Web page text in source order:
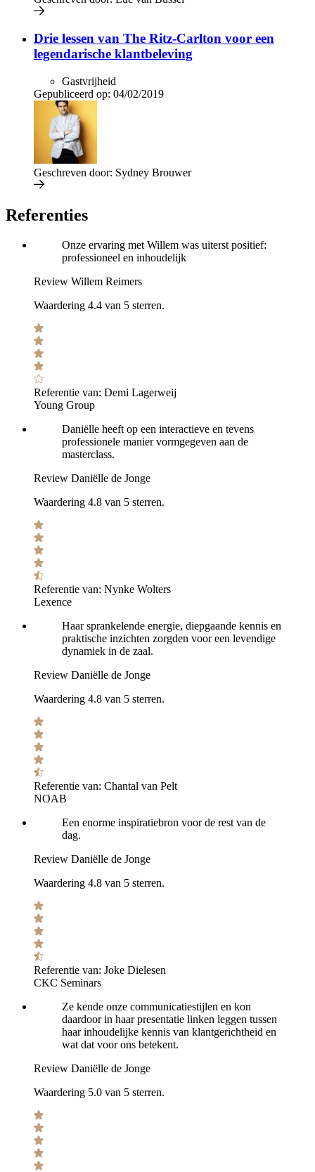
Drie lessen van The Ritz-Carlton voor een
legendarische klantbeleving
Gastvrijheid
Gepubliceerd op: 04/02/2019
Geschreven door: Sydney Brouwer
Referenties
Onze ervaring met Willem was uiterst positief:
professioneel en inhoudelijk
Review Willem Reimers
Waardering 4.4 van 5 sterren.
Referentie van: Demi Lagerweij
Young Group
Daniëlle heeft op een interactieve en tevens
professionele manier vormgegeven aan de
masterclass.
Review Daniëlle de Jonge
Waardering 4.8 van 5 sterren.
Referentie van: Nynke Wolters
Lexence
Haar sprankelende energie, diepgaande kennis en
praktische inzichten zorgden voor een levendige
dynamiek in de zaal.
Review Daniëlle de Jonge
Waardering 4.8 van 5 sterren.
Referentie van: Chantal van Pelt
NOAB
Een enorme inspiratiebron voor de rest van de
dag.
Review Daniëlle de Jonge
Waardering 4.8 van 5 sterren.
Referentie van: Joke Dielesen
CKC Seminars
Ze kende onze communicatiestijlen en kon
daardoor in haar presentatie linken leggen tussen
haar inhoudelijke kennis van klantgerichtheid en
wat dat voor ons betekent.
Review Daniëlle de Jonge
Waardering 5.0 van 5 sterren.